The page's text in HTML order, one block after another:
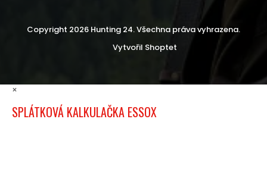
Vytvořil Shoptet
Copyright 2026 Hunting 24. Všechna práva vyhrazena.
×
SPLÁTKOVÁ KALKULAČKA ESSOX